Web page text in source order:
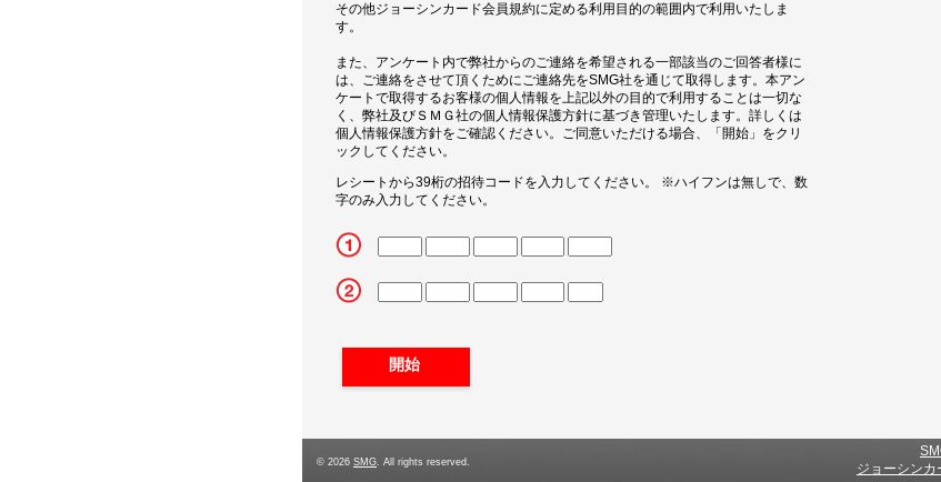
その他ジョーシンカード会員規約に定める利用目的の範囲内で利用いたしま
す。
また、アンケート内で弊社からのご連絡を希望される一部該当のご回答者様に
は、ご連絡をさせて頂くためにご連絡先をSMG社を通じて取得します。本アン
ケートで取得するお客様の個人情報を上記以外の目的で利用することは一切な
く、弊社及びＳＭＧ社の個人情報保護方針に基づき管理いたします。詳しくは
個人情報保護方針をご確認ください。ご同意いただける場合、「開始」をクリ
ックしてください。
レシートから39桁の招待コードを入力してください。 ※ハイフンは無しで、数
字のみ入力してください。
ジョーシン
© 2026 SMG . All rights reserved.